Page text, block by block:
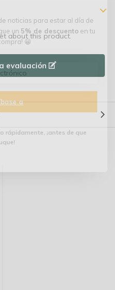
about this product.
evaluación
noticias para estar al día de
un 5% de descuento en tu
😀
a
rápidamente, ¡antes de que